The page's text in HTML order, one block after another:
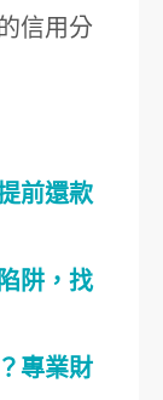
信用分
前還款
阱，找
專業財